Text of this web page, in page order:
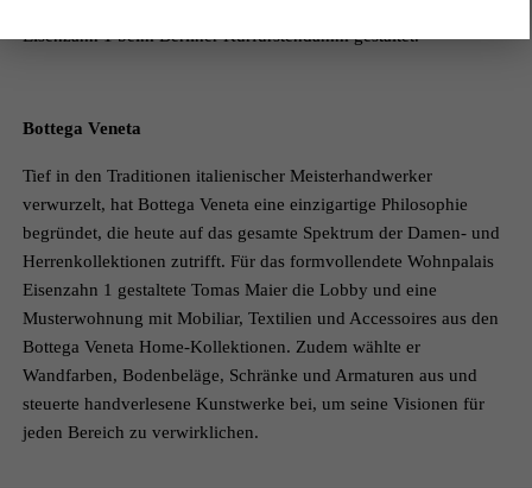
Eisenzahn 1 beim Berliner Kurfürstendamm gestaltet.
Bottega Veneta
Tief in den Traditionen italienischer Meisterhandwerker
verwurzelt, hat Bottega Veneta eine einzigartige Philosophie
begründet, die heute auf das gesamte Spektrum der Damen- und
Herrenkollektionen zutrifft. Für das formvollendete Wohnpalais
Eisenzahn 1 gestaltete Tomas Maier die Lobby und eine
Musterwohnung mit Mobiliar, Textilien und Accessoires aus den
Bottega Veneta Home-Kollektionen. Zudem wählte er
Wandfarben, Bodenbeläge, Schränke und Armaturen aus und
steuerte handverlesene Kunstwerke bei, um seine Visionen für
jeden Bereich zu verwirklichen.